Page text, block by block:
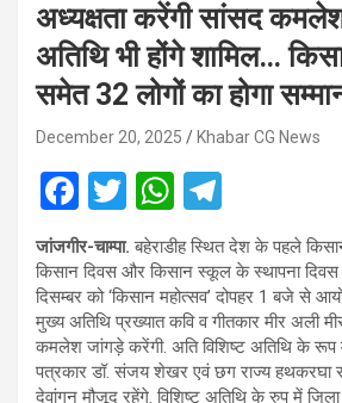
अध्यक्षता करेंगी सांसद
अतिथि भी होंगे शामिल…
समेत 32 लोगों का होगा
December 20, 2025 Khabar CG News
F
a
ce
b
o
o
T
wi
tt
er
W
h
at
s
A
p
el
e
gr
a
m
जांजगीर-चाम्पा. बहेराडीह स्थित देश के पहले
किसान दिवस और किसान स्कूल के स्थापना
दिसम्बर को ‘किसान महोत्सव’ दोपहर 1 बजे से
मुख्य अतिथि प्रख्यात कवि व गीतकार मीर अली
कमलेश जांगड़े करेंगी. अति विशिष्ट अतिथि के रूप
पत्रकार डॉ. संजय शेखर एवं छग राज्य हथकरघा
देवांगन मौजूद रहेंगे. विशिष्ट अतिथि के रुप में